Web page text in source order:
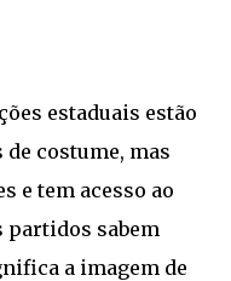
estaduais estão
costume, mas
e tem acesso ao
partidos sabem
a imagem de